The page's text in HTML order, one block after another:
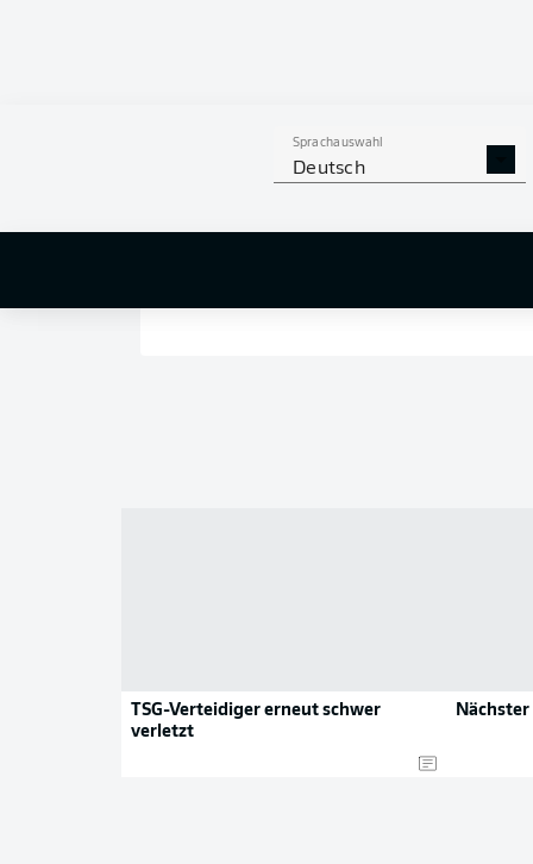
Sprachauswahl
Deutsch
TSG-Verteidiger erneut schwer
verletzt